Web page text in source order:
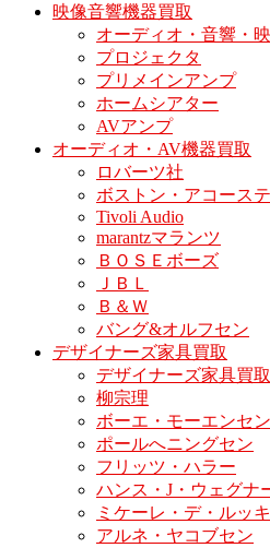
映像音響機器買取
オーディオ・音響・
プロジェクタ
プリメインアンプ
ホームシアター
AVアンプ
オーディオ・AV機器買取
ロバーツ社
ボストン・アコース
Tivoli Audio
marantzマランツ
ＢＯＳＥボーズ
ＪＢＬ
Ｂ＆Ｗ
バング&オルフセン
デザイナーズ家具買取
デザイナーズ家具買
柳宗理
ボーエ・モーエンセン
ポールへニングセン
フリッツ・ハラー
ハンス・J・ウェグナ
ミケーレ・デ・ルッキ
アルネ・ヤコブセン